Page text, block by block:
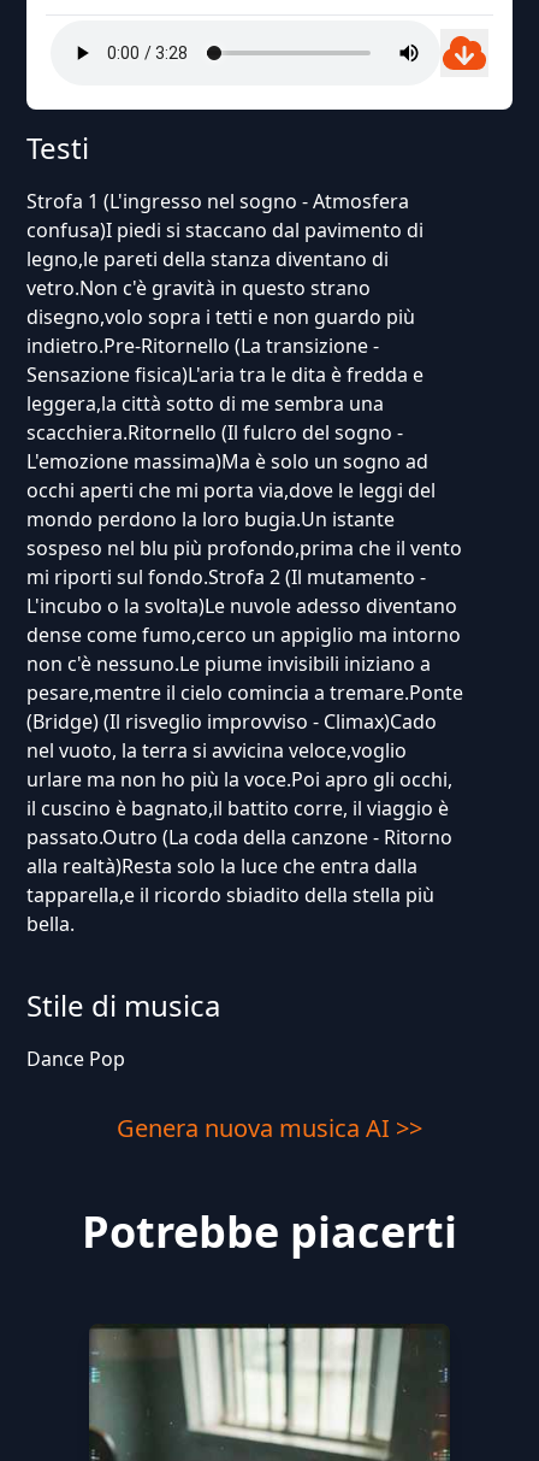
Testi
Strofa 1 (L'ingresso nel sogno - Atmosfera
confusa)I piedi si staccano dal pavimento di
legno,le pareti della stanza diventano di
vetro.Non c'è gravità in questo strano
disegno,volo sopra i tetti e non guardo più
indietro.Pre-Ritornello (La transizione -
Sensazione fisica)L'aria tra le dita è fredda e
leggera,la città sotto di me sembra una
scacchiera.Ritornello (Il fulcro del sogno -
L'emozione massima)Ma è solo un sogno ad
occhi aperti che mi porta via,dove le leggi del
mondo perdono la loro bugia.Un istante
sospeso nel blu più profondo,prima che il vento
mi riporti sul fondo.Strofa 2 (Il mutamento -
L'incubo o la svolta)Le nuvole adesso diventano
dense come fumo,cerco un appiglio ma intorno
non c'è nessuno.Le piume invisibili iniziano a
pesare,mentre il cielo comincia a tremare.Ponte
(Bridge) (Il risveglio improvviso - Climax)Cado
nel vuoto, la terra si avvicina veloce,voglio
urlare ma non ho più la voce.Poi apro gli occhi,
il cuscino è bagnato,il battito corre, il viaggio è
passato.Outro (La coda della canzone - Ritorno
alla realtà)Resta solo la luce che entra dalla
tapparella,e il ricordo sbiadito della stella più
bella.
Stile di musica
Dance Pop
Genera nuova musica AI >>
Potrebbe piacerti